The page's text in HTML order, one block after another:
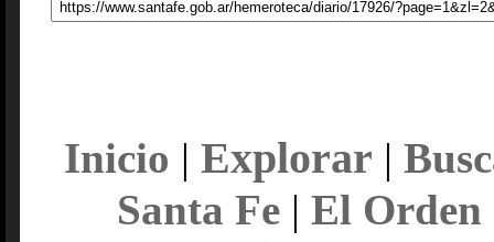
Inicio | Explorar |
Santa Fe| El Orden